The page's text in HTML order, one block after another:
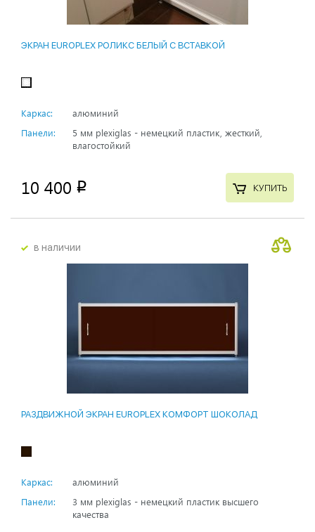
ЭКРАН EUROPLEX РОЛИКС БЕЛЫЙ С ВСТАВКОЙ
Каркас:
алюминий
Панели:
5 мм plexiglas - немецкий пластик, жесткий,
влагостойкий
10 400 p КУПИТЬ
в наличии
РАЗДВИЖНОЙ ЭКРАН EUROPLEX КОМФОРТ ШОКОЛАД
Каркас:
алюминий
Панели:
3 мм plexiglas - немецкий пластик высшего
качества